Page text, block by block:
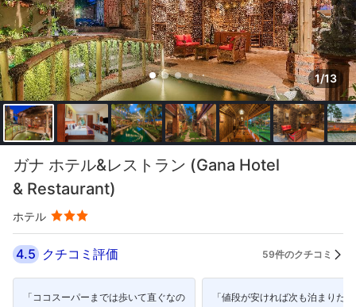
1/13
ガナ ホテル&レストラン (Gana Hotel
& Restaurant)
ホテル
4.5 クチコミ評価 59件のクチコミ
「ココスーパーまでは歩いて直ぐなの
「値段が安ければ次も泊まりた